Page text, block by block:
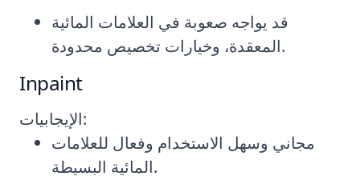
قد يواجه صعوبة في العلامات المائية
المعقدة، وخيارات تخصيص محدودة.
Inpaint
الإيجابيات:
مجاني وسهل الاستخدام وفعال للعلامات
المائية البسيطة.